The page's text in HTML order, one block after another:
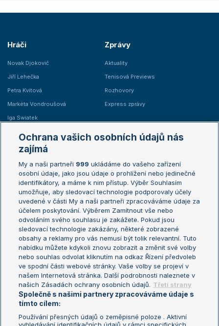
Hráči
Novak Djokovič
Jiří Lehečka
Petra Kvitová
Markéta Vondroušová
Iga Swiatek
Zprávy
Aktuality
Tenisová Previews
Rozhovory
Express zprávy
Žebříčky
Žebříček ATP (muži)
Žebříček WTA (ženy)
Sázkařský žebříček
Australian Open
French Open
Wimbledon
US Open
Turnaj mistrů
Turnaj mistryň
Aktualní trendy
Fotbalové přestupy
Livesport Daily
LS Prague Open
Ochrana vašich osobních údajů nás
zajímá
My a naši partneři 999 ukládáme do vašeho zařízení
osobní údaje, jako jsou údaje o prohlížení nebo jedinečné
identifikátory, a máme k nim přístup. Výběr Souhlasím
umožňuje, aby sledovací technologie podporovaly účely
uvedené v části My a naši partneři zpracováváme údaje za
účelem poskytování. Výběrem Zamítnout vše nebo
odvoláním svého souhlasu je zakážete. Pokud jsou
sledovací technologie zakázány, některé zobrazené
obsahy a reklamy pro vás nemusí být tolik relevantní. Tuto
nabídku můžete kdykoli znovu zobrazit a změnit své volby
nebo souhlas odvolat kliknutím na odkaz Řízení předvoleb
ve spodní části webové stránky. Vaše volby se projeví v
našem Internetová stránka. Další podrobnosti naleznete v
našich Zásadách ochrany osobních údajů. Třetí strany
Společně s našimi partnery zpracováváme údaje s
tímto cílem:
Používání přesných údajů o zeměpisné poloze . Aktivní